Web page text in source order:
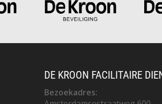
DE KROON FACILITAIRE
Bezoekadres: